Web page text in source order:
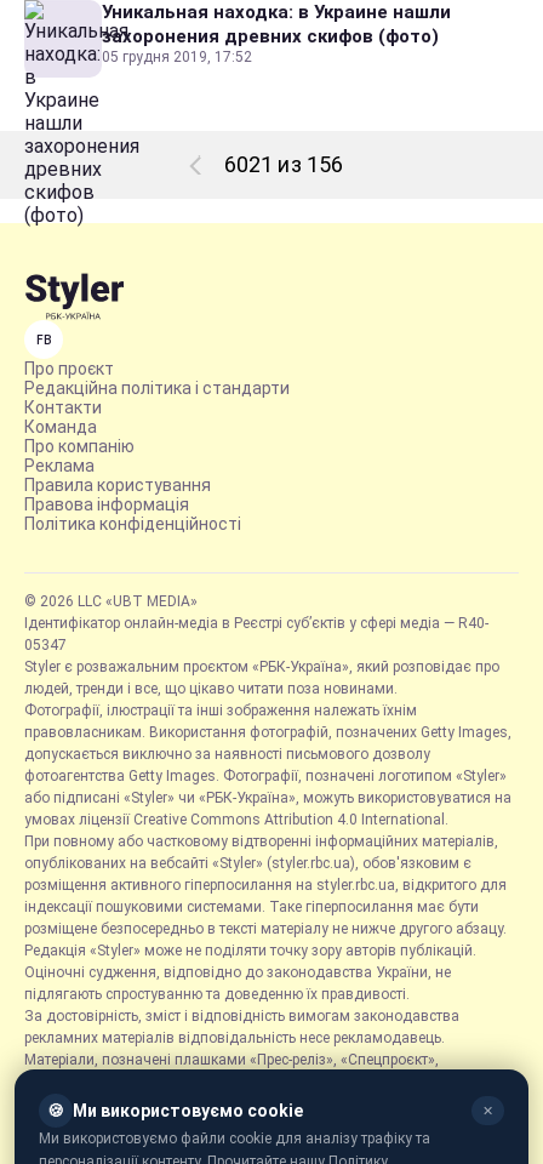
Уникальная находка: в Украине нашли
захоронения древних скифов (фото)
05 грудня 2019, 17:52
6021 из 156
FB
Про проєкт
Редакційна політика і стандарти
Контакти
Команда
Про компанію
Реклама
Правила користування
Правова інформація
Політика конфіденційності
© 2026 LLC «UBT MEDIA»
Ідентифікатор онлайн-медіа в Реєстрі суб’єктів у сфері медіа — R40-
05347
Styler є розважальним проєктом «РБК-Україна», який розповідає про
людей, тренди і все, що цікаво читати поза новинами.
Фотографії, ілюстрації та інші зображення належать їхнім
правовласникам. Використання фотографій, позначених Getty Images,
допускається виключно за наявності письмового дозволу
фотоагентства Getty Images. Фотографії, позначені логотипом «Styler»
або підписані «Styler» чи «РБК-Україна», можуть використовуватися на
умовах ліцензії Creative Commons Attribution 4.0 International.
При повному або частковому відтворенні інформаційних матеріалів,
опублікованих на вебсайті «Styler» (styler.rbc.ua), обов'язковим є
розміщення активного гіперпосилання на styler.rbc.ua, відкритого для
індексації пошуковими системами. Таке гіперпосилання має бути
розміщене безпосередньо в тексті матеріалу не нижче другого абзацу.
Редакція «Styler» може не поділяти точку зору авторів публікацій.
Оціночні судження, відповідно до законодавства України, не
підлягають спростуванню та доведенню їх правдивості.
За достовірність, зміст і відповідність вимогам законодавства
рекламних матеріалів відповідальність несе рекламодавець.
Матеріали, позначені плашками «Прес-реліз», «Спецпроєкт»,
розміщуються на правах реклами.
Рубрика «Новини компаній» є інформаційним форматом, що містить
новини, повідомлення та оголошення, пов'язані з діяльністю
🍪 Ми використовуємо cookie ✕
Ми використовуємо файли cookie для аналізу трафіку та